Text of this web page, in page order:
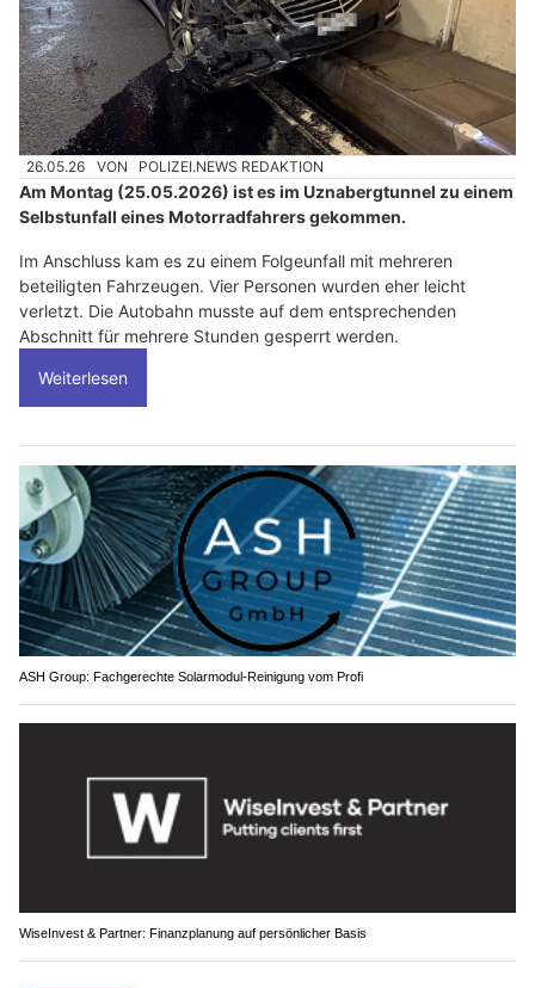
26.05.26 VON POLIZEI.NEWS REDAKTION
Am Montag (25.05.2026) ist es im Uznabergtunnel zu einem
Selbstunfall eines Motorradfahrers gekommen.
Im Anschluss kam es zu einem Folgeunfall mit mehreren
beteiligten Fahrzeugen. Vier Personen wurden eher leicht
verletzt. Die Autobahn musste auf dem entsprechenden
Abschnitt für mehrere Stunden gesperrt werden.
Weiterlesen
ASH Group: Fachgerechte Solarmodul-Reinigung vom Profi
WiseInvest & Partner: Finanzplanung auf persönlicher Basis